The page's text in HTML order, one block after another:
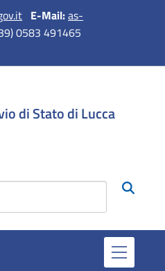
E-Mail:as-
0583 491465
di Stato di Lucca